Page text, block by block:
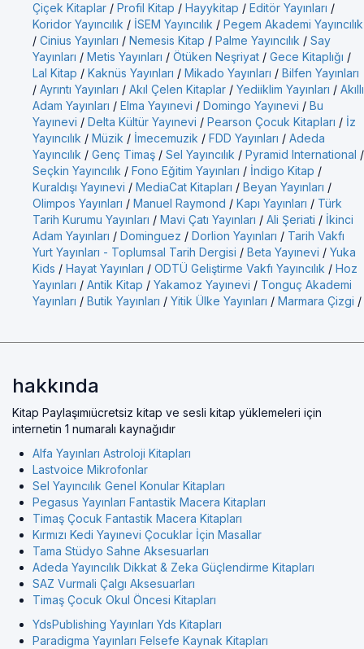
Çiçek Kitaplar / Profil Kitap / Hayykitap / Editör Yayınları /
Koridor Yayıncılık / İSEM Yayıncılık / Pegem Akademi Yayıncılık
/ Cinius Yayınları / Nemesis Kitap / Palme Yayıncılık / Say
Yayınları / Metis Yayınları / Ötüken Neşriyat / Gece Kitaplığı /
Lal Kitap / Kaknüs Yayınları / Mikado Yayınları / Bilfen Yayınları
/ Ayrıntı Yayınları / Akıl Çelen Kitaplar / Yediiklim Yayınları / Akıllı
Adam Yayınları / Elma Yayınevi / Domingo Yayınevi / Bu
Yayınevi / Delta Kültür Yayınevi / Pearson Çocuk Kitapları / İz
Yayıncılık / Müzik / İmecemuzik / FDD Yayınları / Adeda
Yayıncılık / Genç Timaş / Sel Yayıncılık / Pyramid International /
Seçkin Yayıncılık / Fono Eğitim Yayınları / İndigo Kitap /
Kuraldışı Yayınevi / MediaCat Kitapları / Beyan Yayınları /
Olimpos Yayınları / Manuel Raymond / Kapı Yayınları / Türk
Tarih Kurumu Yayınları / Mavi Çatı Yayınları / Ali Şeriati / İkinci
Adam Yayınları / Dominguez / Dorlion Yayınları / Tarih Vakfı
Yurt Yayınları - Toplumsal Tarih Dergisi / Beta Yayınevi / Yuka
Kids / Hayat Yayınları / ODTÜ Geliştirme Vakfı Yayıncılık / Hoz
Yayınları / Antik Kitap / Yakamoz Yayınevi / Tonguç Akademi
Yayınları / Butik Yayınları / Yitik Ülke Yayınları / Marmara Çizgi /
hakkında
Kitap Paylaşımıücretsiz kitap ve sesli kitap yüklemeleri için
internetin 1 numaralı kaynağıdır
Alfa Yayınları Astroloji Kitapları
Lastvoice Mikrofonlar
Sel Yayıncılık Genel Konular Kitapları
Pegasus Yayınları Fantastik Macera Kitapları
Timaş Çocuk Fantastik Macera Kitapları
Kırmızı Kedi Yayınevi Çocuklar İçin Masallar
Tama Stüdyo Sahne Aksesuarları
Adeda Yayıncılık Dikkat & Zeka Güçlendirme Kitapları
SAZ Vurmali Çalgı Aksesuarları
Timaş Çocuk Okul Öncesi Kitapları
YdsPublishing Yayınları Yds Kitapları
Paradigma Yayınları Felsefe Kaynak Kitapları